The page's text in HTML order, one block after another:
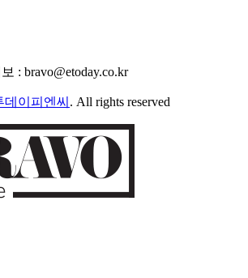
: bravo@etoday.co.kr
데이피엔씨 . All rights reserved